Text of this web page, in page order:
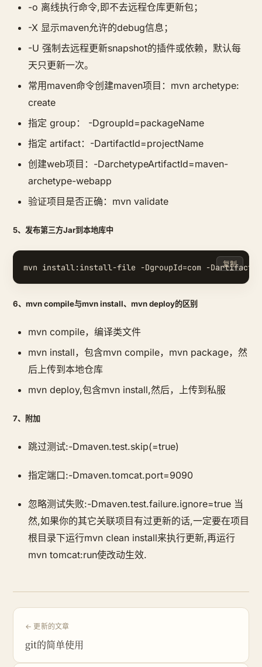
-o 离线执行命令,即不去远程仓库更新包；
-X 显示maven允许的debug信息；
-U 强制去远程更新snapshot的插件或依赖，默认每
天只更新一次。
常用maven命令创建maven项目：mvn archetype:
create
指定 group： -DgroupId=packageName
指定 artifact：-DartifactId=projectName
创建web项目：-DarchetypeArtifactId=maven-
archetype-webapp
验证项目是否正确：mvn validate
5、发布第三方Jar到本地库中
复制
6、mvn compile与mvn install、mvn deploy的区别
mvn compile，编译类文件
mvn install，包含mvn compile，mvn package，然
后上传到本地仓库
mvn deploy,包含mvn install,然后，上传到私服
7、附加
跳过测试:-Dmaven.test.skip(=true)
指定端口:-Dmaven.tomcat.port=9090
忽略测试失败:-Dmaven.test.failure.ignore=true 当
然,如果你的其它关联项目有过更新的话,一定要在项目
根目录下运行mvn clean install来执行更新,再运行
mvn tomcat:run使改动生效.
← 更新的文章
git的简单使用